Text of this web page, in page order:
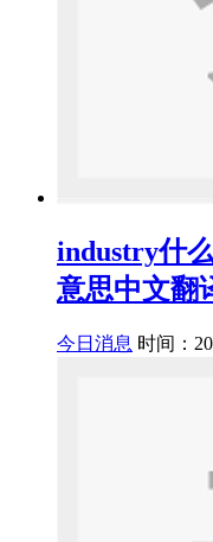
industry什
意思中文翻
今日消息 时间：